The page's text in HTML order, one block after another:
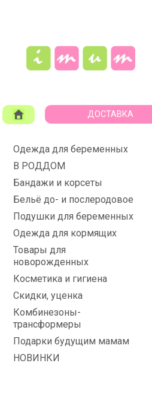
ДОСТАВКА
Одежда для беременных
В РОДДОМ
Бандажи и корсеты
Бельё до- и послеродовое
Подушки для беременных
Одежда для кормящих
Товары для
новорожденных
Косметика и гигиена
Скидки, уценка
Комбинезоны-
трансформеры
Подарки будущим мамам
НОВИНКИ